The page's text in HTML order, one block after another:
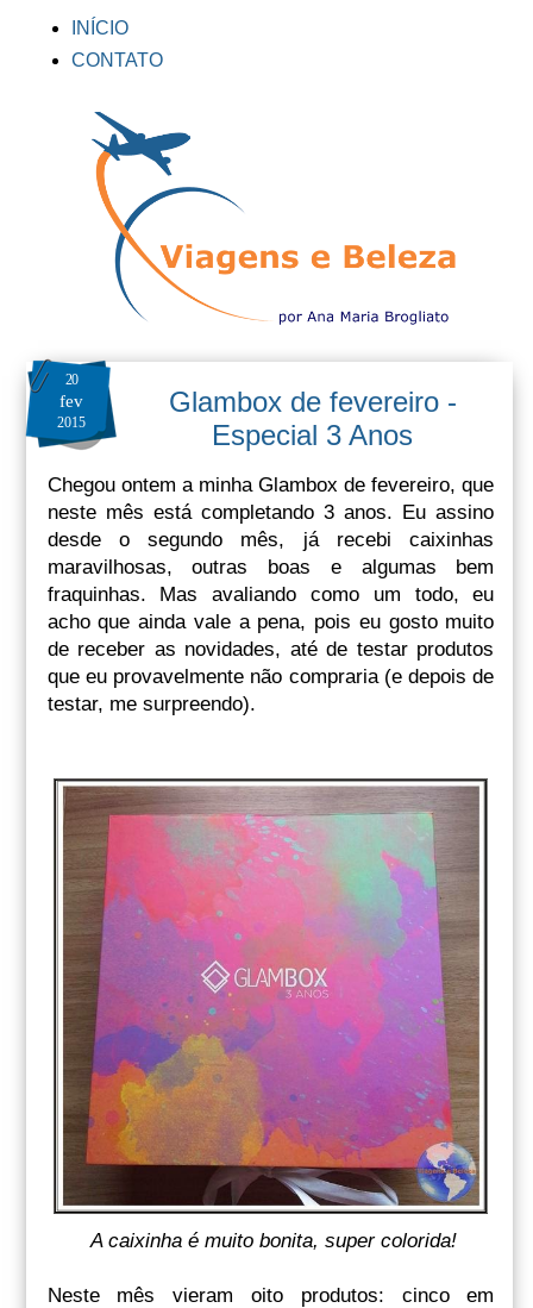
INÍCIO
CONTATO
20
fev
2015
Glambox de fevereiro -
Especial 3 Anos
Chegou ontem a minha Glambox de fevereiro, que
neste mês está completando 3 anos. Eu assino
desde o segundo mês, já recebi caixinhas
maravilhosas, outras boas e algumas bem
fraquinhas. Mas avaliando como um todo, eu
acho que ainda vale a pena, pois eu gosto muito
de receber as novidades, até de testar produtos
que eu provavelmente não compraria (e depois de
testar, me surpreendo).
A caixinha é muito bonita, super colorida!
Neste mês vieram oito produtos: cinco em